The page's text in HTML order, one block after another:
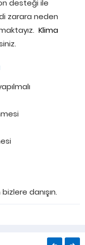
desteği ile
zarara neden
Klima
danışın.